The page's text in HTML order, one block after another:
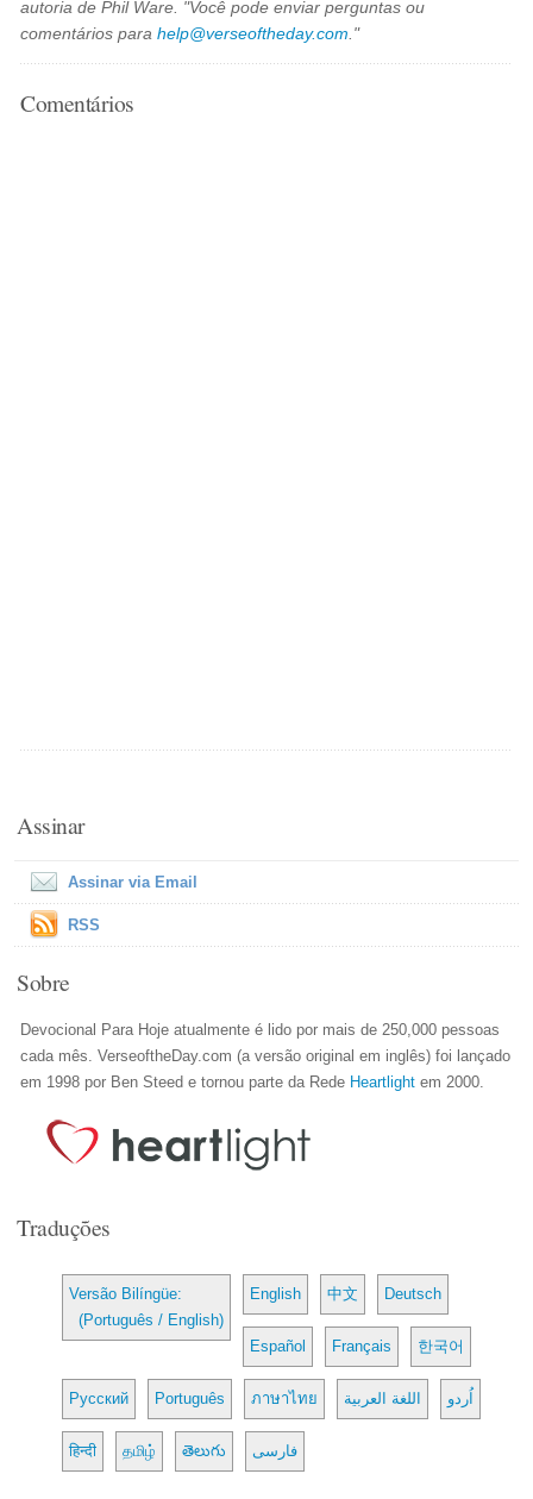
autoria de Phil Ware. "Você pode enviar perguntas ou
comentários parahelp@verseoftheday.com ."
Comentários
Assinar
Assinar via Email
RSS
Sobre
Devocional Para Hoje atualmente é lido por mais de 250,000 pessoas
cada mês. VerseoftheDay.com (a versão original em inglês) foi lançado
em 1998 por Ben Steed e tornou parte da Rede Heartlight em 2000.
Traduções
Versão Bilíngüe:
(Português / English)
English 中文 Deutsch
Español Français 한국어
Русский Português ภาษาไทย اللغة العربية اُردو
हिन्दी தமிழ் తెలుగు فارسی